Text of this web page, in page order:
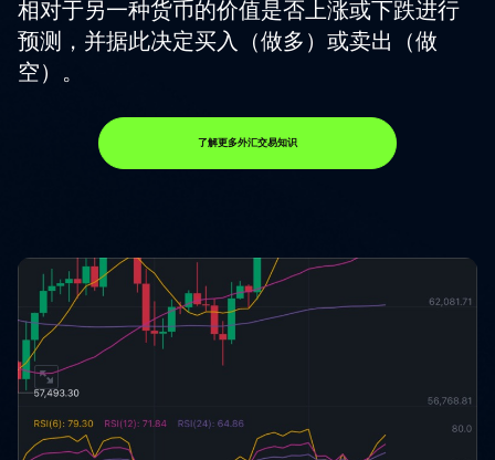
相对于另一种货币的价值是否上涨或下跌进行
预测，并据此决定买入（做多）或卖出（做
空）。
了解更多外汇交易知识